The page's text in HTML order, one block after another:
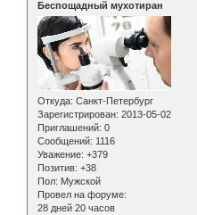
Беспощадный мухотиран
Откуда: Санкт-Петербург
Зарегистрирован: 2013-05-02
Приглашений: 0
Сообщений: 1116
Уважение: +379
Позитив: +38
Пол: Мужской
Провел на форуме:
28 дней 20 часов